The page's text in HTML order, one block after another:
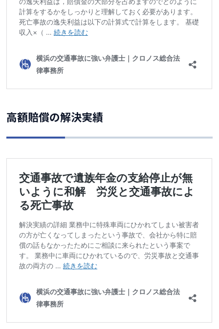
高額賠償の解決実績